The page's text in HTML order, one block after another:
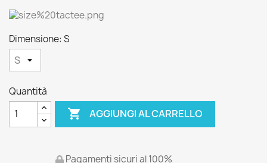
Dimensione: S
Quantità
 AGGIUNGI AL CARRELLO
Pagamenti sicuri al 100%